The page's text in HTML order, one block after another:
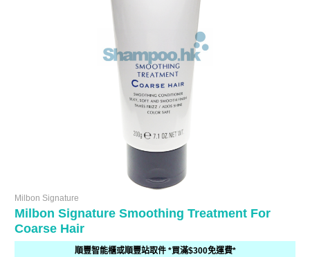
Milbon Signature
Milbon Signature Smoothing Treatment For
Coarse Hair
順豐智能櫃或順豐站取件 *買滿$300免運費*